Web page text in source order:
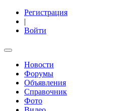
Регистрация
|
Войти
Новости
Форумы
Объявления
Справочник
Фото